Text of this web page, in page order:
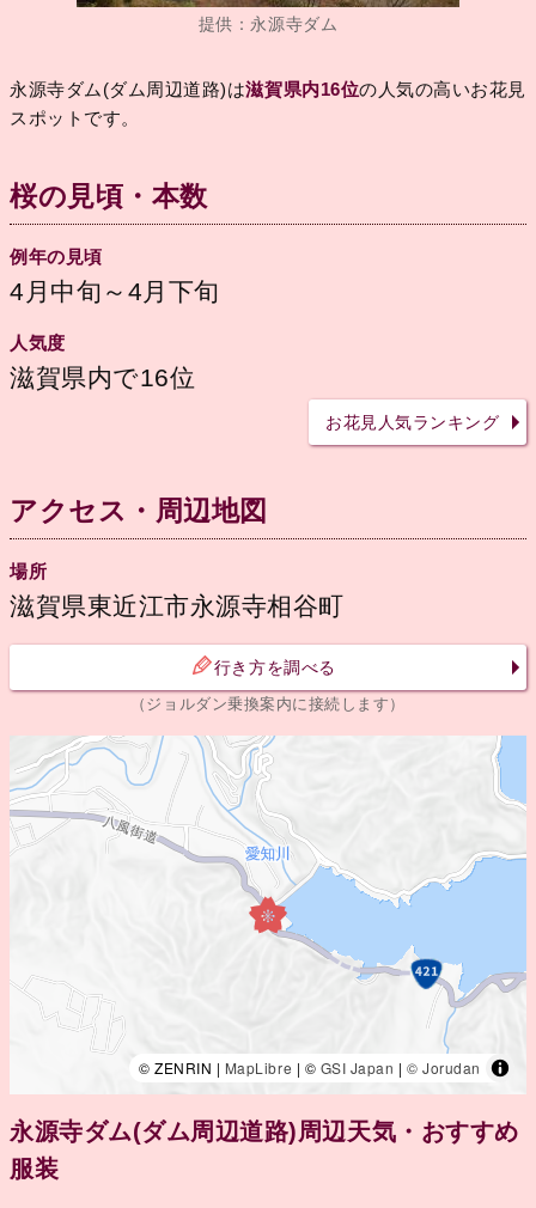
提供：永源寺ダム
永源寺ダム(ダム周辺道路)は滋賀県内16位の人気の高いお花見
スポットです。
桜の見頃・本数
例年の見頃
4月中旬～4月下旬
人気度
滋賀県内で16位
お花見人気ランキング
アクセス・周辺地図
場所
滋賀県東近江市永源寺相谷町
行き方を調べる
（ジョルダン乗換案内に接続します）
© ZENRIN | MapLibre | © GSI Japan |© Jorudan
永源寺ダム(ダム周辺道路)周辺天気・おすすめ
服装